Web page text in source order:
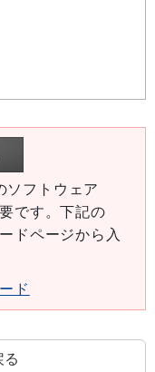
ソフトウェア
です。下記の
ドページから入
ド